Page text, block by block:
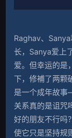
Raghav、
长，Sanya爱上
爱。但幸运的是
下，修補了两颗
是一个成年故
关系真的是诅咒
好的朋友不行吗
使它只是坚持规